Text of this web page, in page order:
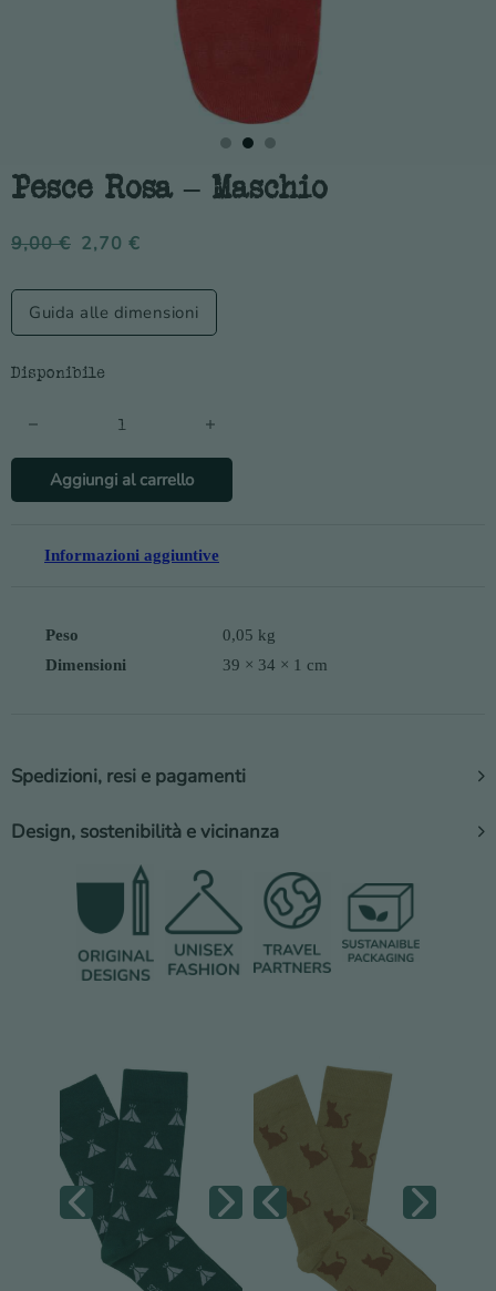
Pesce Rosa – Maschio
9,00€ 2,70 €
Guida alle dimensioni
Disponibile
Pesce Rosa - Maschio quantità
Aggiungi al carrello
Informazioni aggiuntive
Peso
0,05 kg
Dimensioni
39 × 34 × 1 cm
Spedizioni, resi e pagamenti
Design, sostenibilità e vicinanza